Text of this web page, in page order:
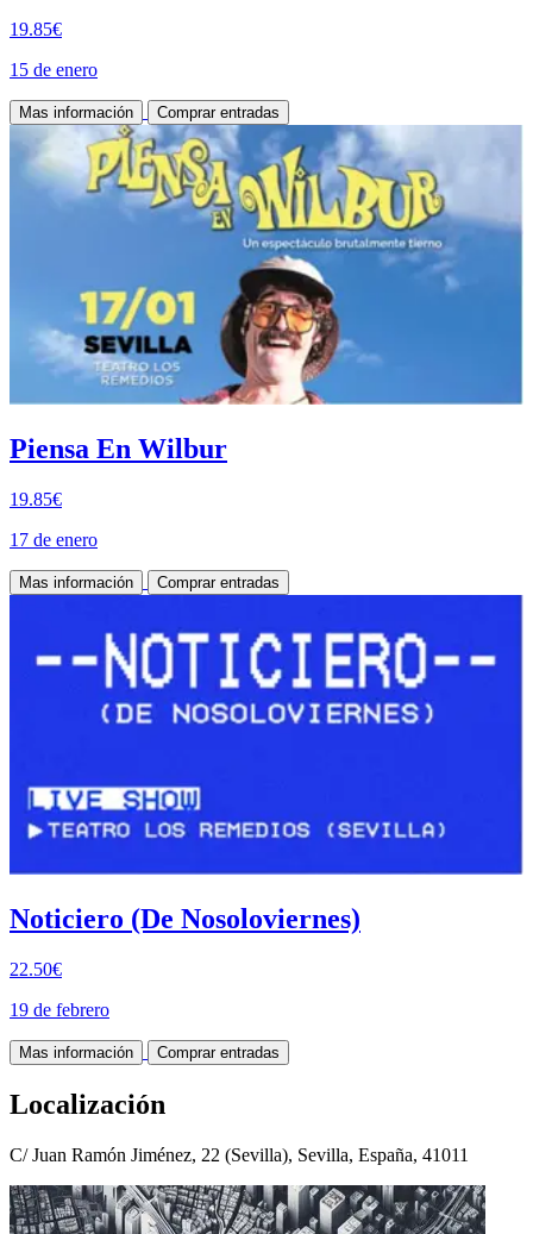
19.85€
15 de enero
Mas información Comprar entradas
Piensa En Wilbur
19.85€
17 de enero
Mas información Comprar entradas
Noticiero (De Nosoloviernes)
22.50€
19 de febrero
Mas información Comprar entradas
Localización
C/ Juan Ramón Jiménez, 22 (Sevilla), Sevilla, España, 41011